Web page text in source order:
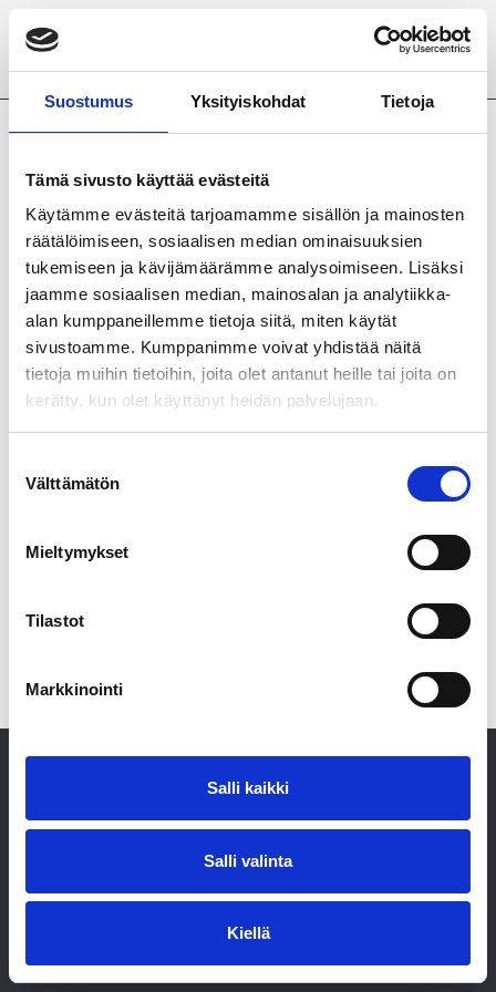
Suostumus Yksityiskohdat Tietoja
Tämä sivusto käyttää evästeitä
Käytämme evästeitä tarjoamamme sisällön ja mainosten
räätälöimiseen, sosiaalisen median ominaisuuksien
tukemiseen ja kävijämäärämme analysoimiseen. Lisäksi
jaamme sosiaalisen median, mainosalan ja analytiikka-
alan kumppaneillemme tietoja siitä, miten käytät
sivustoamme. Kumppanimme voivat yhdistää näitä
tietoja muihin tietoihin, joita olet antanut heille tai joita on
kerätty, kun olet käyttänyt heidän palvelujaan.
valinta
Välttämätön
Mieltymykset
Tilastot
Markkinointi
Salli kaikki
Salli valinta
Kiellä
Jaa
Saari Partners Oy | Puistokatu 11 Aa 2 | 3461919-4 |
Tietosuojakäytäntö